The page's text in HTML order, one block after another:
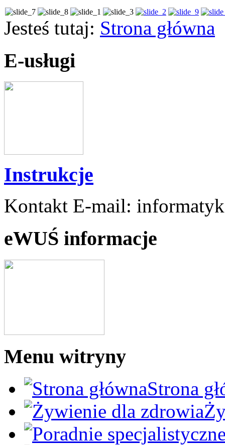
Jesteś tutaj: Strona główna
E-usługi
Instrukcje
Kontakt E-mail:
eWUŚ informacje
Menu witryny
Strona